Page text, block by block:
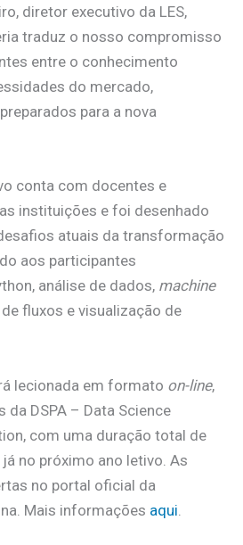
diretor executivo da LES,
traduz o nosso compromisso
entre o conhecimento
do mercado,
para a nova
conta com docentes e
instituições e foi desenhado
atuais da transformação
aos participantes
análise de dados, machine
fluxos e visualização de
lecionada em formato on-line,
DSPA – Data Science
com uma duração total de
no próximo ano letivo. As
no portal oficial da
Mais informações aqui